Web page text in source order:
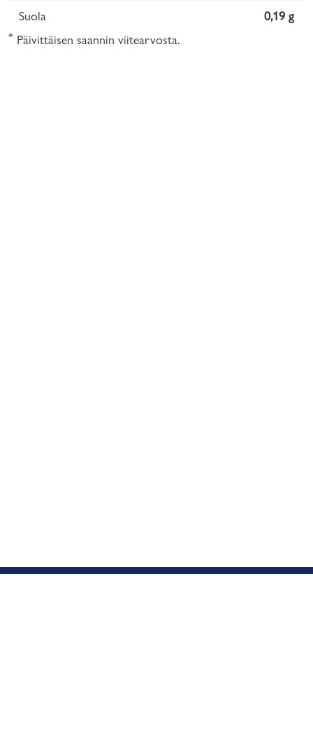
Suola 0,19 g
* Päivittäisen saannin viitearvosta.